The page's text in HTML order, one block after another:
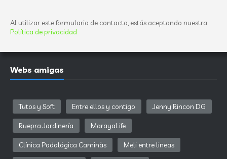
Al utilizar este formulario de contacto, estás aceptando nuestra
Política de privacidad
Webs amigas
Tutos y Soft Entre ellos y contigo Jenny Rincon DG
Ruepra Jardinería MarayaLife
Clínica Podológica Caminàs Meli entre lineas